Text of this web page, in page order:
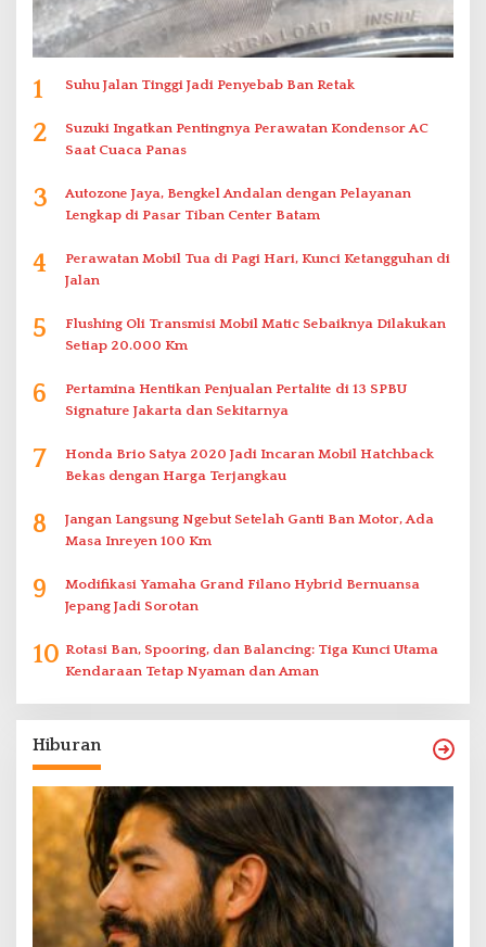
1 Suhu Jalan Tinggi Jadi Penyebab Ban Retak
2
Suzuki Ingatkan Pentingnya Perawatan Kondensor AC
Saat Cuaca Panas
3
Autozone Jaya, Bengkel Andalan dengan Pelayanan
Lengkap di Pasar Tiban Center Batam
4
Perawatan Mobil Tua di Pagi Hari, Kunci Ketangguhan di
Jalan
5
Flushing Oli Transmisi Mobil Matic Sebaiknya Dilakukan
Setiap 20.000 Km
6
Pertamina Hentikan Penjualan Pertalite di 13 SPBU
Signature Jakarta dan Sekitarnya
7
Honda Brio Satya 2020 Jadi Incaran Mobil Hatchback
Bekas dengan Harga Terjangkau
8
Jangan Langsung Ngebut Setelah Ganti Ban Motor, Ada
Masa Inreyen 100 Km
9
Modifikasi Yamaha Grand Filano Hybrid Bernuansa
Jepang Jadi Sorotan
10 Rotasi Ban, Spooring, dan Balancing: Tiga Kunci Utama
Kendaraan Tetap Nyaman dan Aman
Hiburan